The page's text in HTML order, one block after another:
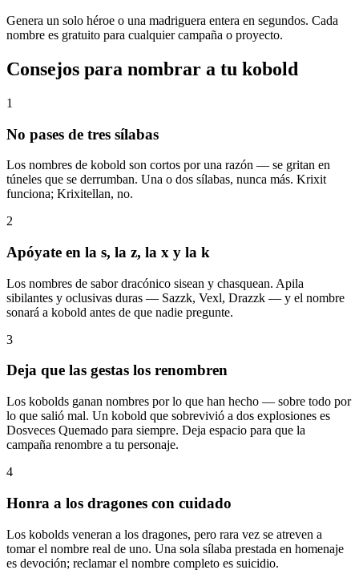
Genera un solo héroe o una madriguera entera en segundos. Cada
nombre es gratuito para cualquier campaña o proyecto.
Consejos para nombrar a tu kobold
1
No pases de tres sílabas
Los nombres de kobold son cortos por una razón — se gritan en
túneles que se derrumban. Una o dos sílabas, nunca más. Krixit
funciona; Krixitellan, no.
2
Apóyate en la s, la z, la x y la k
Los nombres de sabor dracónico sisean y chasquean. Apila
sibilantes y oclusivas duras — Sazzk, Vexl, Drazzk — y el nombre
sonará a kobold antes de que nadie pregunte.
3
Deja que las gestas los renombren
Los kobolds ganan nombres por lo que han hecho — sobre todo por
lo que salió mal. Un kobold que sobrevivió a dos explosiones es
Dosveces Quemado para siempre. Deja espacio para que la
campaña renombre a tu personaje.
4
Honra a los dragones con cuidado
Los kobolds veneran a los dragones, pero rara vez se atreven a
tomar el nombre real de uno. Una sola sílaba prestada en homenaje
es devoción; reclamar el nombre completo es suicidio.